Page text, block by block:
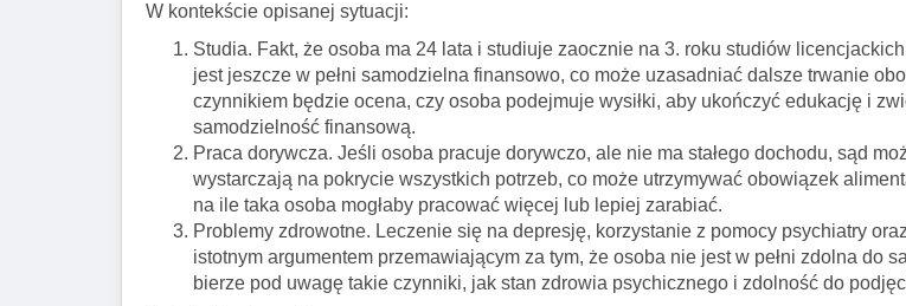
W kontekście opisanej sytuacji:
Studia. Fakt, że osoba ma 24 lata i studiuje zaocznie na 3. roku studiów
jest jeszcze w pełni samodzielna finansowo, co może uzasadniać dalsze trwanie
czynnikiem będzie ocena, czy osoba podejmuje wysiłki, aby ukończyć edukację i
samodzielność finansową.
Praca dorywcza. Jeśli osoba pracuje dorywczo, ale nie ma stałego dochodu, sąd
wystarczają na pokrycie wszystkich potrzeb, co może utrzymywać obowiązek
na ile taka osoba mogłaby pracować więcej lub lepiej zarabiać.
Problemy zdrowotne. Leczenie się na depresję, korzystanie z pomocy psychiatry
istotnym argumentem przemawiającym za tym, że osoba nie jest w pełni zdolna do
bierze pod uwagę takie czynniki, jak stan zdrowia psychicznego i zdolność do